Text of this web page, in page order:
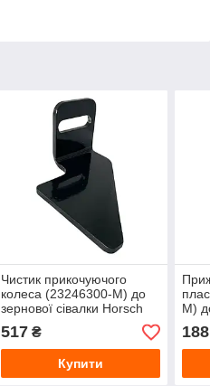
Чистик прикочуючого
колеса (23246300-M) до
зернової сівалки Horsch
від MayerPro
517₴
Купити
M)
188